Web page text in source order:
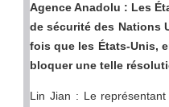
Agence Anadolu : Les
de sécurité des Nations
fois que les États-Unis,
bloquer une telle
Lin Jian : Le